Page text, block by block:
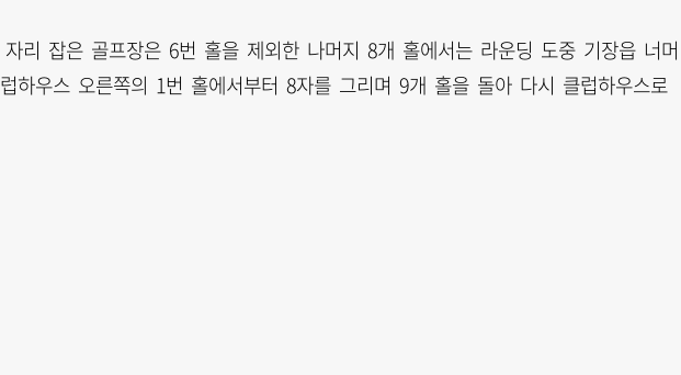
리 잡은 골프장은 6번 홀을 제외한 나머지 8개 홀에서는 라운딩 도중 기장읍 너머
하우스 오른쪽의 1번 홀에서부터 8자를 그리며 9개 홀을 돌아 다시 클럽하우스로